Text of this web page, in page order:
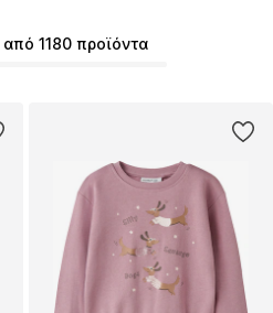
από 1180 προϊόντα